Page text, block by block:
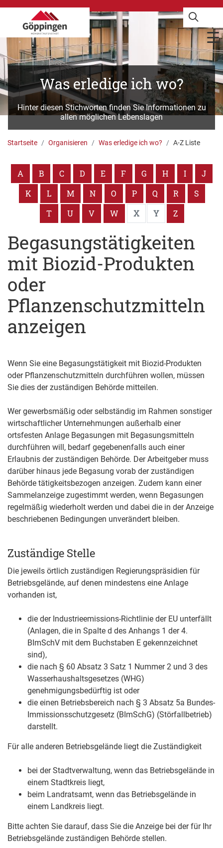
Was erledige ich wo?
Hinter diesen Stichworten finden Sie Informationen zu
allen möglichen Lebenslagen
Startseite Organisieren Was erledige ich wo? A-Z Liste
A B C D E F G H I
J
K
L M N O P Q R
S
T
U V W X Y Z
Begasungstätigkeiten
mit Biozid-Produkten
oder
Pflanzenschutzmitteln
anzeigen
Wenn Sie eine Begasungstätigkeit mit Biozid-Produkten
oder Pflanzenschutzmitteln durchführen wollen, müssen
Sie dies der zuständigen Behörde mitteilen.
Wer gewerbsmäßig oder selbständig im Rahmen sonstiger
wirtschaftlicher Unternehmungen außerhalb einer
ortsfesten Anlage Begasungen mit Begasungsmitteln
durchführen will, bedarf gegebenenfalls auch einer
Erlaubnis der zuständigen Behörde. Der Arbeitgeber muss
darüber hinaus jede Begasung vorab der zuständigen
Behörde tätigkeitsbezogen anzeigen. Zudem kann einer
Sammelanzeige zugestimmt werden, wenn Begasungen
regelmäßig wiederholt werden und dabei die in der Anzeige
beschriebenen Bedingungen unverändert bleiben.
Zuständige Stelle
Die jeweils örtlich zuständigen Regierungspräsidien für
Betriebsgelände, auf denen mindestens eine Anlage
vorhanden ist,
die der Industrieemissions-Richtlinie der EU unterfällt
(Anlagen, die in Spalte d des Anhangs 1 der 4.
BImSchV mit dem Buchstaben E gekennzeichnet
sind),
die nach § 60 Absatz 3 Satz 1 Nummer 2 und 3 des
Wasserhaushaltsgesetzes (WHG)
genehmigungsbedürftig ist oder
die einen Betriebsbereich nach § 3 Absatz 5a Bundes-
Immissionsschutzgesetz (BImSchG) (Störfallbetrieb)
darstellt.
Für alle anderen Betriebsgelände liegt die Zuständigkeit
bei der Stadtverwaltung, wenn das Betriebsgelände in
einem Stadtkreis liegt,
beim Landratsamt, wenn das Betriebsgelände in
einem Landkreis liegt.
Bitte achten Sie darauf, dass Sie die Anzeige bei der für Ihr
Betriebsgelände zuständigen Behörde stellen.